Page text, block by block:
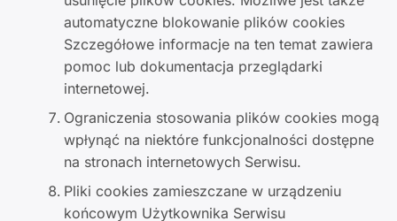
automatyczne blokowanie plików cookies
Szczegółowe informacje na ten temat zawiera
pomoc lub dokumentacja przeglądarki
internetowej.
Ograniczenia stosowania plików cookies mogą
wpłynąć na niektóre funkcjonalności dostępne
na stronach internetowych Serwisu.
Pliki cookies zamieszczane w urządzeniu
końcowym Użytkownika Serwisu